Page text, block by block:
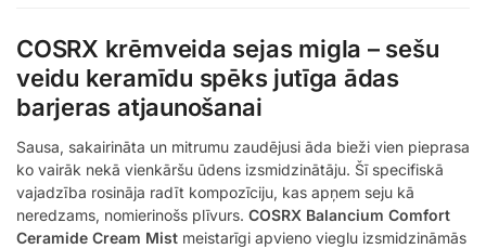
COSRX krēmveida sejas migla – sešu
veidu keramīdu spēks jutīga ādas
barjeras atjaunošanai
Sausa, sakairināta un mitrumu zaudējusi āda bieži vien pieprasa
ko vairāk nekā vienkāršu ūdens izsmidzinātāju. Šī specifiskā
vajadzība rosināja radīt kompozīciju, kas apņem seju kā
neredzams, nomierinošs plīvurs. COSRX Balancium Comfort
Ceramide Cream Mist meistarīgi apvieno vieglu izsmidzināmās